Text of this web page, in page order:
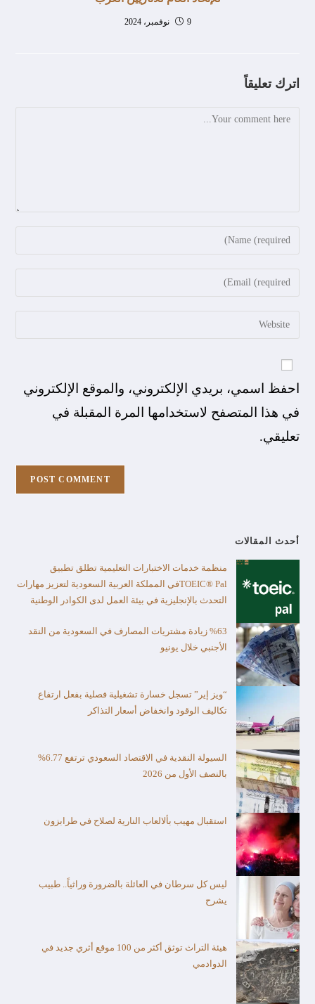
9 نوفمبر، 2024
اترك تعليقاً
احفظ اسمي، بريدي الإلكتروني، والموقع الإلكتروني
في هذا المتصفح لاستخدامها المرة المقبلة في
تعليقي.
أحدث المقالات
منظمة خدمات الاختبارات التعليمية تطلق تطبيق
TOEIC® Palفي المملكة العربية السعودية لتعزيز مهارات
التحدث بالإنجليزية في بيئة العمل لدى الكوادر الوطنية
%63 زيادة مشتريات المصارف في السعودية من النقد
الأجنبي خلال يونيو
“ويز إير” تسجل خسارة تشغيلية فصلية بفعل ارتفاع
تكاليف الوقود وانخفاض أسعار التذاكر
السيولة النقدية في الاقتصاد السعودي ترتفع 6.77%
بالنصف الأول من 2026
استقبال مهيب بألالعاب النارية لصلاح في طرابزون
ليس كل سرطان في العائلة بالضرورة وراثياً.. طبيب
يشرح
هيئة التراث توثق أكثر من 100 موقع أثري جديد في
الدوادمي